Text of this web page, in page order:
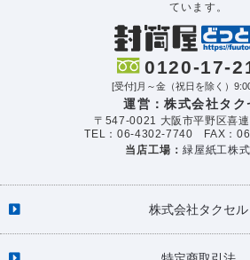
ています。
0120-17-
[受付]月～金（祝日を除く）
運営：株式会社タク
〒547-0021 大阪市平野区喜
TEL：06-4302-7740 FAX：
当店工場：緑屋紙工株
株式会社タクセル